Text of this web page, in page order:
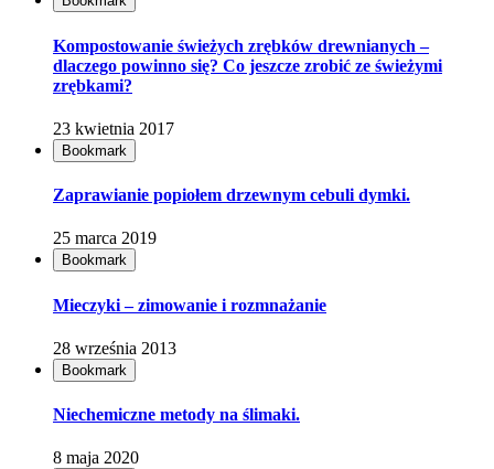
Kompostowanie świeżych zrębków drewnianych –
dlaczego powinno się? Co jeszcze zrobić ze świeżymi
zrębkami?
23 kwietnia 2017
Bookmark
Zaprawianie popiołem drzewnym cebuli dymki.
25 marca 2019
Bookmark
Mieczyki – zimowanie i rozmnażanie
28 września 2013
Bookmark
Niechemiczne metody na ślimaki.
8 maja 2020